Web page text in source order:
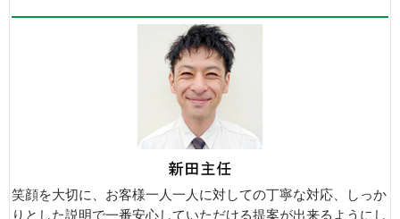
笑顔を大切に、お客様一人一人に対しての丁寧な対応、しっか
りとした説明で一番安心していただける提案が出来るようにし